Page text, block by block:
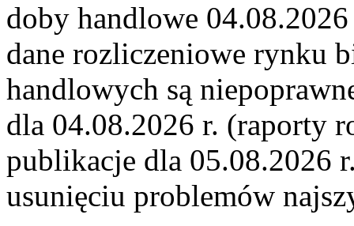
doby handlowe
dane rozliczeniowe rynku
handlowych są
dla 04.08.2026 r. (raporty
publikacje dla 05.08.2026
usunięciu problemów